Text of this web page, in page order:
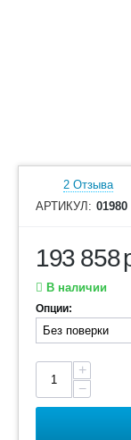
2 Отзыва
АРТИКУЛ: 01980
193 858
В наличии
Опции:
+
−